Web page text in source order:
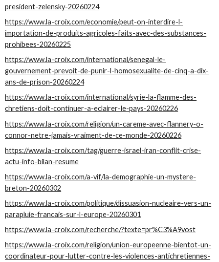
president-zelensky-20260224
https://www.la-croix.com/economie/peut-on-interdire-l-
importation-de-produits-agricoles-faits-avec-des-substances-
prohibees-20260225
https://www.la-croix.com/international/senegal-le-
gouvernement-prevoit-de-punir-l-homosexualite-de-cinq-a-dix-
ans-de-prison-20260224
https://www.la-croix.com/international/syrie-la-flamme-des-
chretiens-doit-continuer-a-eclairer-le-pays-20260226
https://www.la-croix.com/religion/un-careme-avec-flannery-o-
connor-netre-jamais-vraiment-de-ce-monde-20260226
https://www.la-croix.com/tag/guerre-israel-iran-conflit-crise-
actu-info-bilan-resume
https://www.la-croix.com/a-vif/la-demographie-un-mystere-
breton-20260302
https://www.la-croix.com/politique/dissuasion-nucleaire-vers-un-
parapluie-francais-sur-l-europe-20260301
https://www.la-croix.com/recherche/?texte=pr%C3%A9vost
https://www.la-croix.com/religion/union-europeenne-bientot-un-
coordinateur-pour-lutter-contre-les-violences-antichretiennes-